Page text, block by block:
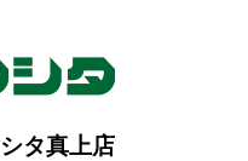
タ真上店